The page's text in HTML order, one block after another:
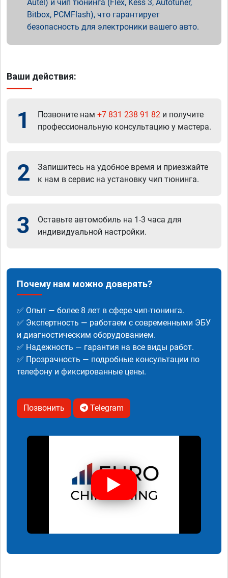
Autel) и чип тюнинга (Flex, Kess 3, Autotuner,
Bitbox, PCMFlash), что гарантирует
безопасность для электроники вашего авто.
Ваши действия:
1 Позвоните нам +7 831 238 91 82 и получите
профессиональную консультацию у мастера.
2
Запишитесь на удобное время и приезжайте
к нам в сервис на установку чип тюнинга.
3
Оставьте автомобиль на 1-3 часа для
индивидуальной настройки.
Почему нам можно доверять?
✅ Опыт — более 8 лет в сфере чип-тюнинга.
✅ Экспертность — работаем с современными ЭБУ
и диагностическим оборудованием.
✅ Надежность — гарантия на все виды работ.
✅ Прозрачность — подробные консультации по
телефону и фиксированные цены.
Позвонить Telegram